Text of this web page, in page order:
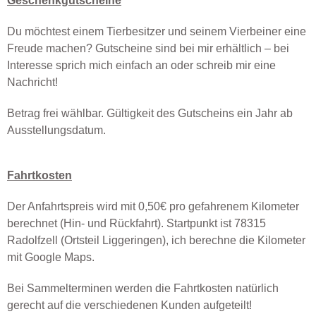
Du möchtest einem Tierbesitzer und seinem Vierbeiner eine
Freude machen? Gutscheine sind bei mir erhältlich – bei
Interesse sprich mich einfach an oder schreib mir eine
Nachricht!
Betrag frei wählbar. Gültigkeit des Gutscheins ein Jahr ab
Ausstellungsdatum.
Fahrtkosten
​Der Anfahrtspreis wird mit 0,50€ pro gefahrenem Kilometer
berechnet (Hin- und Rückfahrt). Startpunkt ist 78315
Radolfzell (Ortsteil Liggeringen), ich berechne die Kilometer
mit Google Maps.
Bei Sammelterminen werden die Fahrtkosten natürlich
gerecht auf die verschiedenen Kunden aufgeteilt!